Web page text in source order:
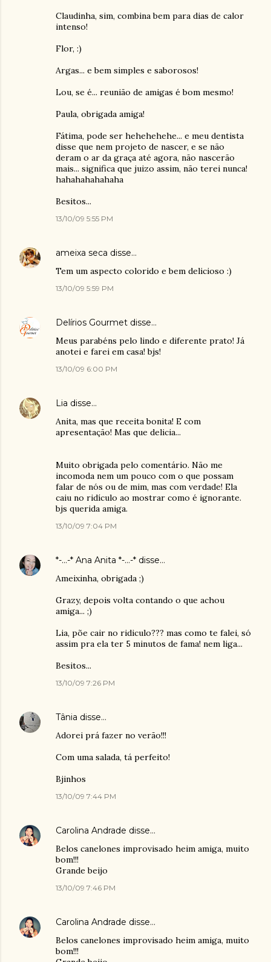
Claudinha, sim, combina bem para dias de calor
intenso!
Flor, :)
Argas... e bem simples e saborosos!
Lou, se é... reunião de amigas é bom mesmo!
Paula, obrigada amiga!
Fátima, pode ser hehehehehe... e meu dentista
disse que nem projeto de nascer, e se não
deram o ar da graça até agora, não nascerão
mais... significa que juizo assim, não terei nunca!
hahahahahahaha
Besitos...
13/10/09 5:55 PM
ameixa seca disse…
Tem um aspecto colorido e bem delicioso :)
13/10/09 5:59 PM
Delírios Gourmet disse…
Meus parabéns pelo lindo e diferente prato! Já
anotei e farei em casa! bjs!
13/10/09 6:00 PM
Lia disse…
Anita, mas que receita bonita! E com
apresentação! Mas que delicia...
Muito obrigada pelo comentário. Não me
incomoda nem um pouco com o que possam
falar de nós ou de mim, mas com verdade! Ela
caiu no ridículo ao mostrar como é ignorante.
bjs querida amiga.
13/10/09 7:04 PM
*-...-* Ana Anita *-...-* disse…
Ameixinha, obrigada ;)
Grazy, depois volta contando o que achou
amiga... ;)
Lia, põe cair no ridiculo??? mas como te falei, só
assim pra ela ter 5 minutos de fama! nem liga...
Besitos...
13/10/09 7:26 PM
Tânia disse…
Adorei prá fazer no verão!!!
Com uma salada, tá perfeito!
Bjinhos
13/10/09 7:44 PM
Carolina Andrade disse…
Belos canelones improvisado heim amiga, muito
bom!!!
Grande beijo
13/10/09 7:46 PM
Carolina Andrade disse…
Belos canelones improvisado heim amiga, muito
bom!!!